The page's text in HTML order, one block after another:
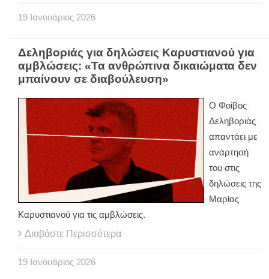
19 Ιανουάριος 2026
Δεληβοριάς για δηλώσεις Καρυστιανού για
αμβλώσεις: «Τα ανθρώπινα δικαιώματα δεν
μπαίνουν σε διαβούλευση»
Ο Φοίβος
Δεληβοριάς
απαντάει με
ανάρτησή
του στις
δηλώσεις της
Μαρίας
Καρυστιανού για τις αμβλώσεις.
Διαβάστε Περισσότερα
19 Ιανουάριος 2026